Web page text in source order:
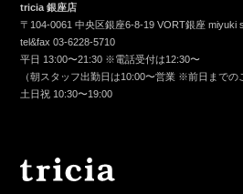
tricia 銀座店
〒104-0061 中央区銀座6-8-19 VORT銀座 miyuki
tel&fax03-6228-5710
平日 13:00〜21:30 ※電話受付は12:30〜
（朝スタッフ出勤日は10:00〜営業 ※前日までの
土日祝 10:30〜19:00